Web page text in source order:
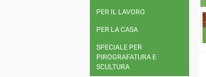
PER IL LAVORO
PER LA CASA
SPECIALE PER
PIROGRAFATURA E
SCULTURA